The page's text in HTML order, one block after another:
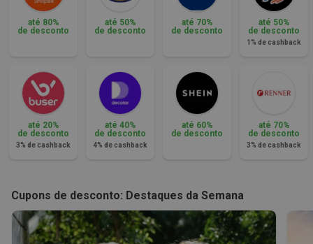
até 80%
de desconto
até 50%
de desconto
até 70%
de desconto
até 50%
de desconto
1% de cashback
até 20%
de desconto
3% de cashback
até 40%
de desconto
4% de cashback
até 60%
de desconto
até 70%
de desconto
3% de cashback
Cupons de desconto: Destaques da Semana